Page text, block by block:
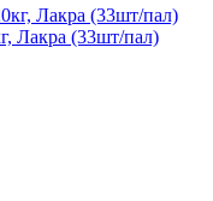
Лакра (33шт/пал)